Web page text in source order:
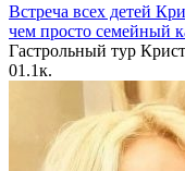
Встреча всех детей
чем просто семейный
Гастрольный тур
01.1к.